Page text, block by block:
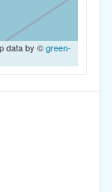
data by ©green-